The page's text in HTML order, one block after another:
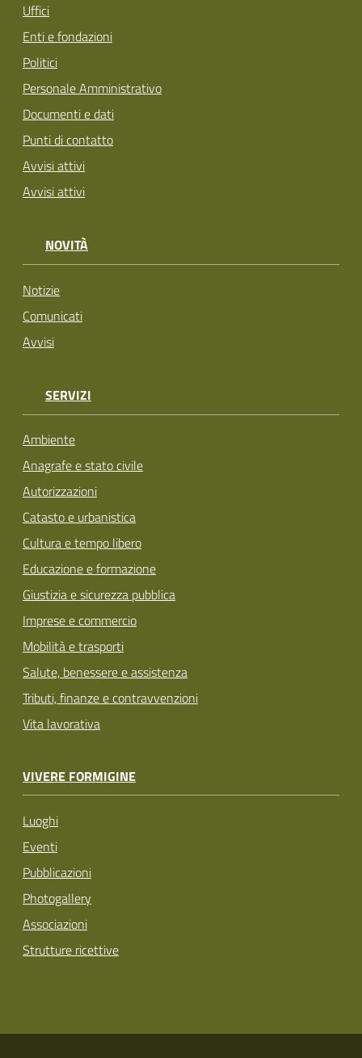
Uffici
Enti e fondazioni
Politici
Personale Amministrativo
Documenti e dati
Punti di contatto
Avvisi attivi
Avvisi attivi
NOVITÀ
Notizie
Comunicati
Avvisi
SERVIZI
Ambiente
Anagrafe e stato civile
Autorizzazioni
Catasto e urbanistica
Cultura e tempo libero
Educazione e formazione
Giustizia e sicurezza pubblica
Imprese e commercio
Mobilità e trasporti
Salute, benessere e assistenza
Tributi, finanze e contravvenzioni
Vita lavorativa
VIVERE FORMIGINE
Luoghi
Eventi
Pubblicazioni
Photogallery
Associazioni
Strutture ricettive